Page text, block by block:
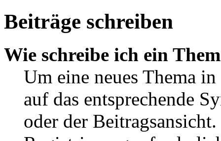
Beiträge schreiben
Wie schreibe ich ein
Um eine neues Thema
auf das entsprechende
oder der